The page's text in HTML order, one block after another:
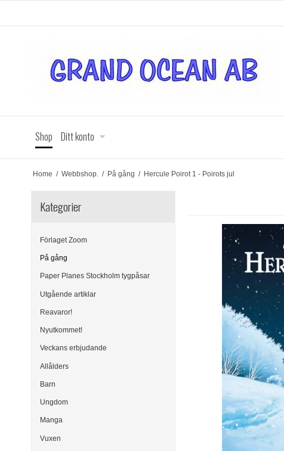
Shop Ditt konto
Home / Webbshop. / På gång / Hercule Poirot 1 - Poirots jul
Kategorier
Förlaget Zoom
På gång
Paper Planes Stockholm tygpåsar
Utgående artiklar
Reavaror!
Nyutkommet!
Veckans erbjudande
Allålders
Barn
Ungdom
Manga
Vuxen